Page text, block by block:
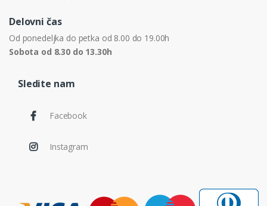
Delovni čas
Od ponedeljka do petka od 8.00 do 19.00h
Sobota od 8.30 do 13.30h
Sledite nam
Facebook
Instagram